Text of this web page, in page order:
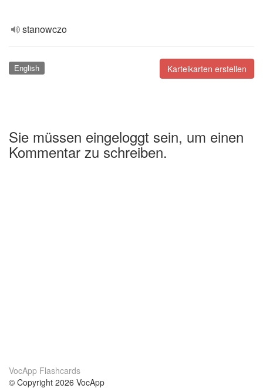
stanowczo
Karteikarten erstellen
English
Sie müssen eingeloggt sein, um einen
Kommentar zu schreiben.
VocApp Flashcards
© Copyright 2026 VocApp